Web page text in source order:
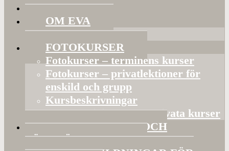
HEM
OM EVA
Referenser
FOTOKURSER
Fotokurser – terminens kurser
Fotokurser – privatlektioner för
enskild och grupp
Kursbeskrivningar
Gruppaktiviteter och privata kurser
BILDVISNINGAR OCH
FÖRELÄSNINGAR